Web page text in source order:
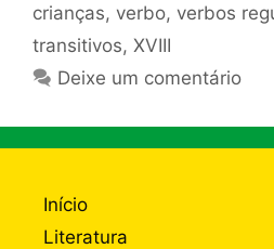
crianças, verbo, verbos
transitivos, XVIII
Deixe um comentário
Início
Literatura